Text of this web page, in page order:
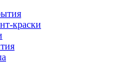
краски